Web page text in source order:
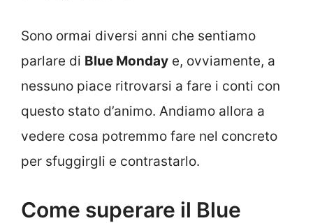
Sono ormai diversi anni che sentiamo
parlare di Blue Monday e, ovviamente, a
nessuno piace ritrovarsi a fare i conti con
questo stato d’animo. Andiamo allora a
vedere cosa potremmo fare nel concreto
per sfuggirgli e contrastarlo.
Come superare il Blue